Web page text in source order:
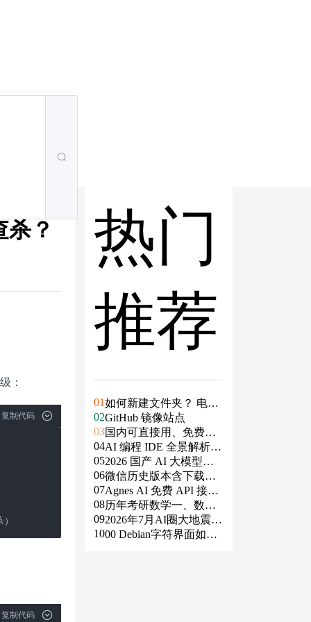
？
：
复制代码
复制代码
热门
推荐
01如何新建文件夹？ 电脑
新建文件夹的4种方法
02GitHub 镜像站点
03国内可直接用、免费额
度/永久免费的大模型AP
I清单（含 SiliconFlow、
火山、阿里、智谱、百
度、Kimi、DeepSeek、
DMXAPI 等）
04AI 编程 IDE 全景解析 2
026：Agent 全面接管开
发链路
052026 国产 AI 大模型横
评：DeepSeek、通义千
问、Kimi、文心一言、
星火、豆包谁更能打？
06微信历史版本含下载地
址（ Windows PC | 安卓
| MAC ）及设置微信不
更新
07Agnes AI 免费 API 接入
指南：文本、生图、生
视频，一套接口全免费
08历年考研数学一、数学
二、数学三真题试卷及
答案PDF
092026年7月AI圈大地震：
GPT-5.6被政府限制、Cl
1000 Debian字符界面如何